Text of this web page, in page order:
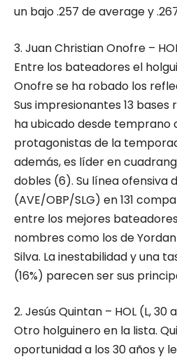
un bajo .257 de average y
3. Juan Christian Onofre –
Entre los bateadores el
Onofre se ha robado los
Sus impresionantes 13
ha ubicado desde temprano
protagonistas de la
además, es líder en
dobles (6). Su línea ofensiva
(AVE/OBP/SLG) en 131
entre los mejores
nombres como los de
Silva. La inestabilidad y una
(16%) parecen ser sus
2. Jesús Quintan – HOL (L, 30
Otro holguinero en la lista.
oportunidad a los 30 años y